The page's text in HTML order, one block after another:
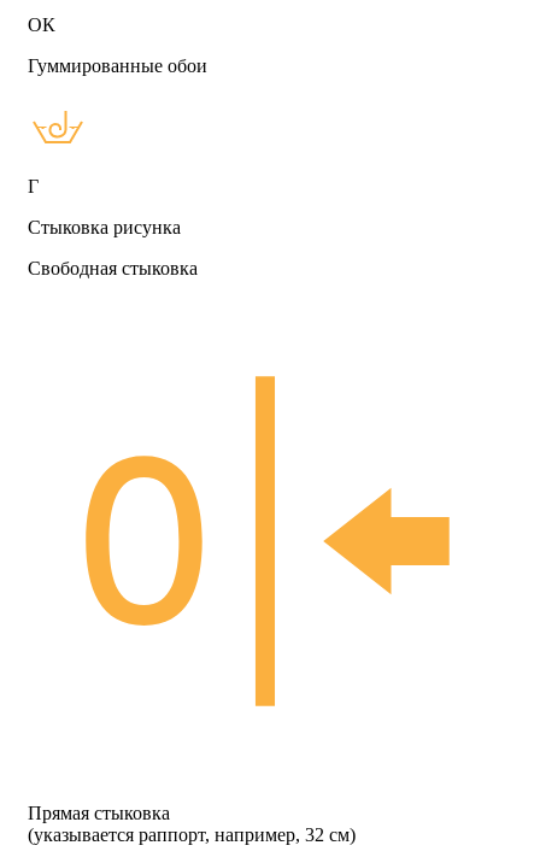
ОК
Гуммированные обои
Г
Стыковка рисунка
Свободная стыковка
Прямая стыковка
(указывается раппорт, например, 32 см)